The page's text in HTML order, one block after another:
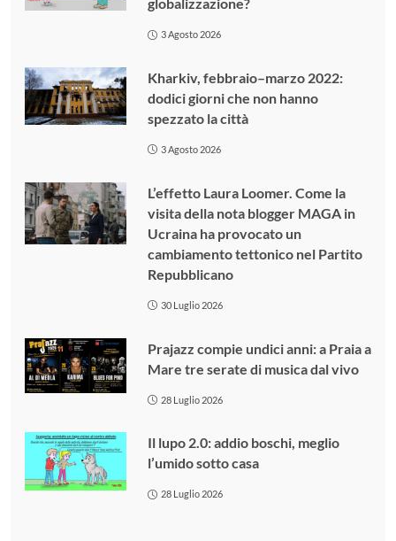
3 Agosto 2026
Kharkiv, febbraio–marzo 2022:
dodici giorni che non hanno
spezzato la città
3 Agosto 2026
L’effetto Laura Loomer. Come la
visita della nota blogger MAGA in
Ucraina ha provocato un
cambiamento tettonico nel Partito
Repubblicano
30 Luglio 2026
Prajazz compie undici anni: a Praia a
Mare tre serate di musica dal vivo
28 Luglio 2026
Il lupo 2.0: addio boschi, meglio
l’umido sotto casa
28 Luglio 2026